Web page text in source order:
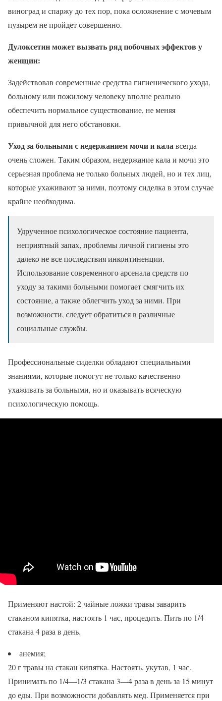
виноград и спаржу до тех пор, пока осложнение с мочевым
пузырем не пройдет совершенно.
Дулоксетин может вызвать ряд побочных эффектов у
женщин:
Задействовав современные средства гигиенического ухода,
больному или пожилому человеку вполне реально
обеспечить нормальное существование, не меняя
привычной для него обстановки.
Уход за больными с недержанием мочи и калавсегда
очень сложен. Таким образом, недержание кала и мочи это
серьезная проблема не только больных людей, но и тех лиц,
которые ухаживают за ними, поэтому сиделка в этом случае
крайне необходима.
Удрученное психологическое состояние пациента,
неприятный запах, проблемы личной гигиены это
далеко не все последствия инконтиненции.
Использование современного арсенала средств по
уходу за такими больными помогает смягчить их
состояние, а также облегчить уход за ними. При
возможности, следует обратиться в различные
социальные службы.
Профессиональные сиделки обладают специальными
знаниями, которые помогут не только качественно
ухаживать за больными, но и оказывать всяческую
психологическую помощь.
Применяют настой: 2 чайные ложки травы заварить
стаканом кипятка, настоять 1 час, процедить. Пить по 1/4
стакана 4 раза в день.
анемия;
20 г травы на стакан кипятка. Настоять, укутав, 1 час.
Принимать по 1/4—1/3 стакана 3—4 раза в день за 15 минут
до еды. При возможности добавлять мед. Применяется при